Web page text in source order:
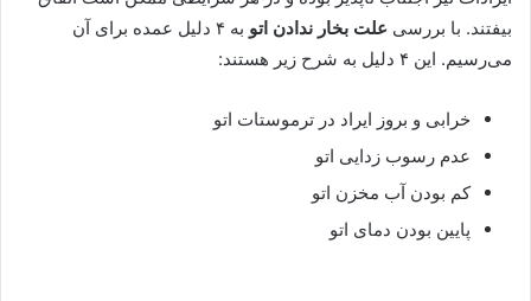
بیفتند. با بررسی علت بخار ندادن اتو
به ۴ دلیل عمده برای آن
می‌‌رسیم. این ۴ دلیل به شرح زیر هستند:
خرابی و بروز ایراد در ترموستات اتو
عدم رسوب زدایی اتو
کم بودن آب مخزن اتو
پایین بودن دمای اتو